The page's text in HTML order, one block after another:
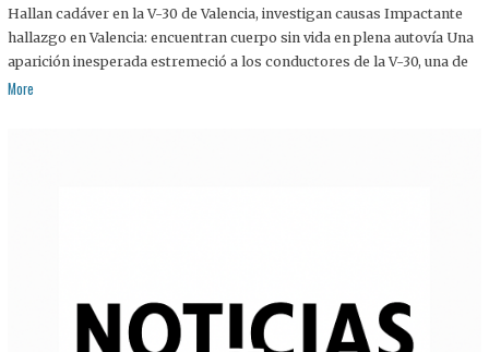
Hallan cadáver en la V-30 de Valencia, investigan causas Impactante
hallazgo en Valencia: encuentran cuerpo sin vida en plena autovía Una
aparición inesperada estremeció a los conductores de la V-30, una de
More